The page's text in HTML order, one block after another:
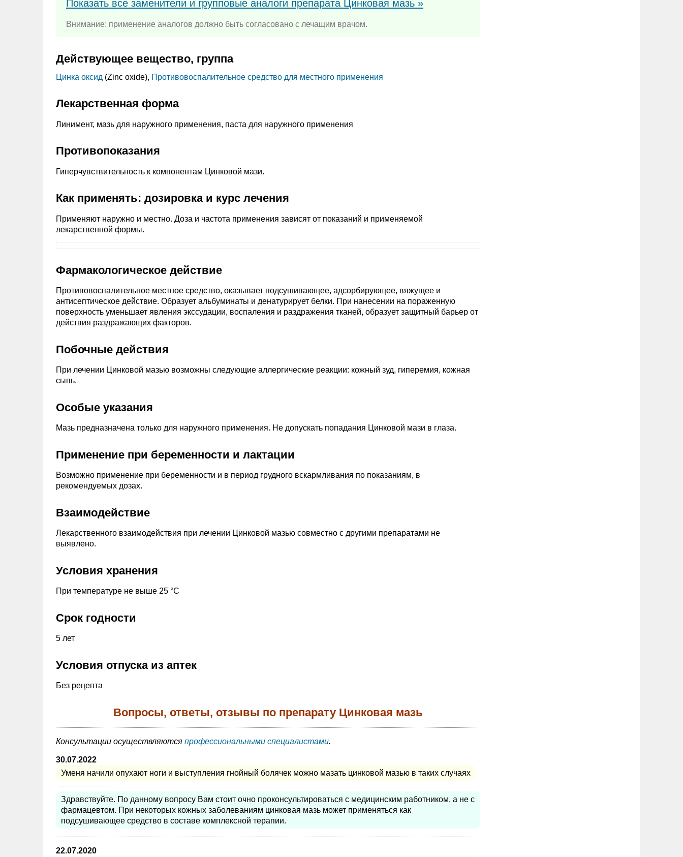
Показать все заменители и групповые аналоги препарата Цинковая мазь »
Внимание: применение аналогов должно быть согласовано с лечащим врачом.
Действующее вещество, группа
Цинка оксид (Zinc oxide), Противовоспалительное средство для местного применения
Лекарственная форма
Линимент, мазь для наружного применения, паста для наружного применения
Противопоказания
Гиперчувствительность к компонентам Цинковой мази.
Как применять: дозировка и курс лечения
Применяют наружно и местно. Доза и частота применения зависят от показаний и применяемой
лекарственной формы.
Фармакологическое действие
Противовоспалительное местное средство, оказывает подсушивающее, адсорбирующее, вяжущее и
антисептическое действие. Образует альбуминаты и денатурирует белки. При нанесении на пораженную
поверхность уменьшает явления экссудации, воспаления и раздражения тканей, образует защитный барьер от
действия раздражающих факторов.
Побочные действия
При лечении Цинковой мазью возможны следующие аллергические реакции: кожный зуд, гиперемия, кожная
сыпь.
Особые указания
Мазь предназначена только для наружного применения. Не допускать попадания Цинковой мази в глаза.
Применение при беременности и лактации
Возможно применение при беременности и в период грудного вскармливания по показаниям, в
рекомендуемых дозах.
Взаимодействие
Лекарственного взаимодействия при лечении Цинковой мазью совместно с другими препаратами не
выявлено.
Условия хранения
При температуре не выше 25 °С
Срок годности
5 лет
Условия отпуска из аптек
Без рецепта
Вопросы, ответы, отзывы по препарату Цинковая мазь
Консультации осуществляются профессиональными специалистами.
30.07.2022
Уменя начили опухают ноги и выступления гнойный болячек можно мазать цинковой мазью в таких случаях
Здравствуйте. По данному вопросу Вам стоит очно проконсультироваться с медицинским работником, а не с
фармацевтом. При некоторых кожных заболеваниям цинковая мазь может применяться как
подсушивающее средство в составе комплексной терапии.
22.07.2020